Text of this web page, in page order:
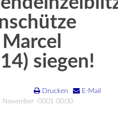
siegen!
Drucken
E-Mail
November -0001 00:00